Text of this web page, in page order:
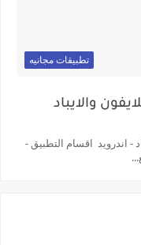
تطبيقات مجانيه
والايباد
- اندرويد اقسام التطبيق -